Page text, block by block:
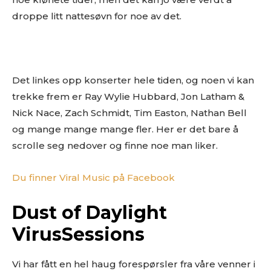
droppe litt nattesøvn for noe av det.
Det linkes opp konserter hele tiden, og noen vi kan
trekke frem er Ray Wylie Hubbard, Jon Latham &
Nick Nace, Zach Schmidt, Tim Easton, Nathan Bell
og mange mange mange fler. Her er det bare å
scrolle seg nedover og finne noe man liker.
Du finner Viral Music på Facebook
Dust of Daylight
VirusSessions
Vi har fått en hel haug forespørsler fra våre venner i